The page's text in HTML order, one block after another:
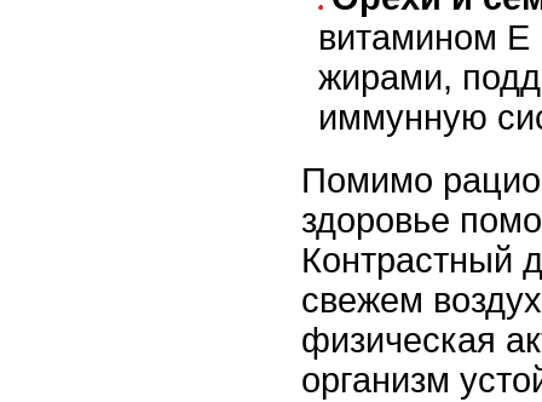
витамином Е
жирами,
иммунную
Помимо
здоровье
Контрастный
свежем
физическая
организм